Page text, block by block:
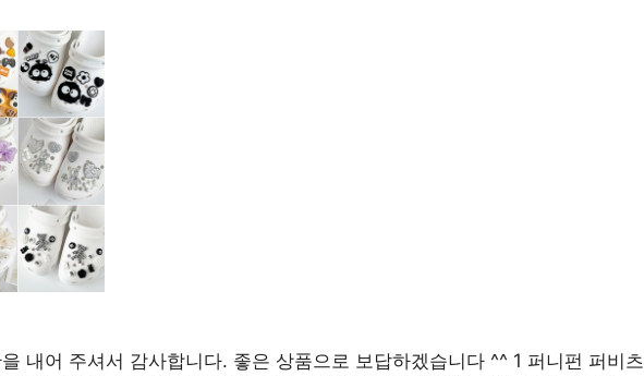
내어 주셔서 감사합니다. 좋은 상품으로 보답하겠습니다 ^^ 1 퍼니펀 퍼비츠